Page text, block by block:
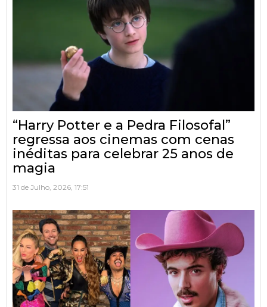
“Harry Potter e a Pedra Filosofal”
regressa aos cinemas com cenas
inéditas para celebrar 25 anos de
magia
31 de Julho, 2026, 17:51